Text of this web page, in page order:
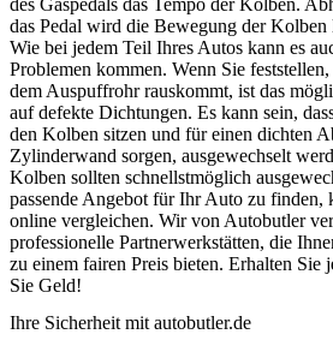
das Pedal wird die Bewegung der Kolben
Wie bei jedem Teil Ihres Autos kann es
Problemen kommen. Wenn Sie
dem Auspuffrohr rauskommt, ist das
auf defekte Dichtungen. Es kann sein,
den Kolben sitzen und für einen dichten
Zylinderwand sorgen, ausgewechselt
Kolben sollten schnellstmöglich
passende Angebot für Ihr Auto zu finden,
online vergleichen. Wir von Autobutler
professionelle Partnerwerkstätten, die
zu einem fairen Preis bieten. Erhalten Sie
Sie Geld!
Ihre Sicherheit mit autobutler.de